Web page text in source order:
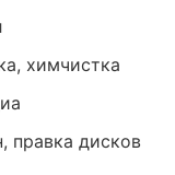
химчистка
правка дисков